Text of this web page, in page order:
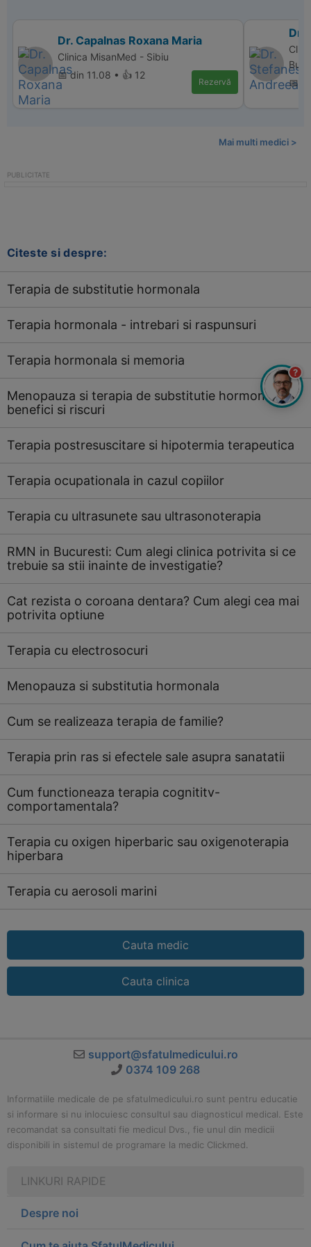
Dr. Capalnas Roxana Maria
Clinica MisanMed - Sibiu
📅 din 11.08 • 👍 12
Rezervă
Dr.
📅
Mai multi medici >
Citeste si despre:
Terapia de substitutie hormonala
Terapia hormonala - intrebari si raspunsuri
Terapia hormonala si memoria
Menopauza si terapia de substitutie hormonala:
benefici si riscuri
Terapia postresuscitare si hipotermia terapeutica
Terapia ocupationala in cazul copiilor
Terapia cu ultrasunete sau ultrasonoterapia
RMN in Bucuresti: Cum alegi clinica potrivita si ce
trebuie sa stii inainte de investigatie?
Cat rezista o coroana dentara? Cum alegi cea mai
potrivita optiune
Terapia cu electrosocuri
Menopauza si substitutia hormonala
Cum se realizeaza terapia de familie?
Terapia prin ras si efectele sale asupra sanatatii
Cum functioneaza terapia cognititv-
comportamentala?
Terapia cu oxigen hiperbaric sau oxigenoterapia
hiperbara
Terapia cu aerosoli marini
Cauta medic
Cauta clinica
support@sfatulmedicului.ro
0374 109 268
Informatiile medicale de pe sfatulmedicului.ro sunt pentru educatie
si informare si nu inlocuiesc consultul sau diagnosticul medical. Este
recomandat sa consultati fie medicul Dvs., fie unul din medicii
disponibili in sistemul de programare la medic Clickmed.
LINKURI RAPIDE
Despre noi
?